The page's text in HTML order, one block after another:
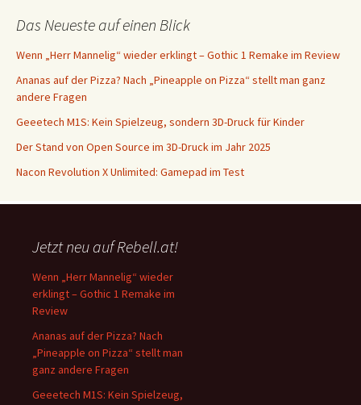
Das Neueste auf einen Blick
Wenn „Herr Mannelig“ wieder erklingt – Gothic 1 Remake im Review
Ananas auf der Pizza? Nach „Pineapple on Pizza“ stellt man ganz
andere Fragen
Geeetech M1S: Kein Spielzeug, sondern 3D-Druck für Kinder
Der Stand von Open Source im 3D-Druck im Jahr 2025
Nacon Revolution X Unlimited: Gamepad im Test
Jetzt neu auf Rebell.at!
Wenn „Herr Mannelig“ wieder
erklingt – Gothic 1 Remake im
Review
Ananas auf der Pizza? Nach
„Pineapple on Pizza“ stellt man
ganz andere Fragen
Geeetech M1S: Kein Spielzeug,